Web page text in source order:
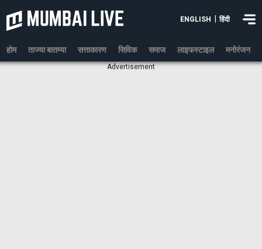
ENGLISH हिंदी
होम ताज्या बातम्या सत्ताकारण सिविक समाज लाइफस्टाइल मनोरंजन
Advertisement